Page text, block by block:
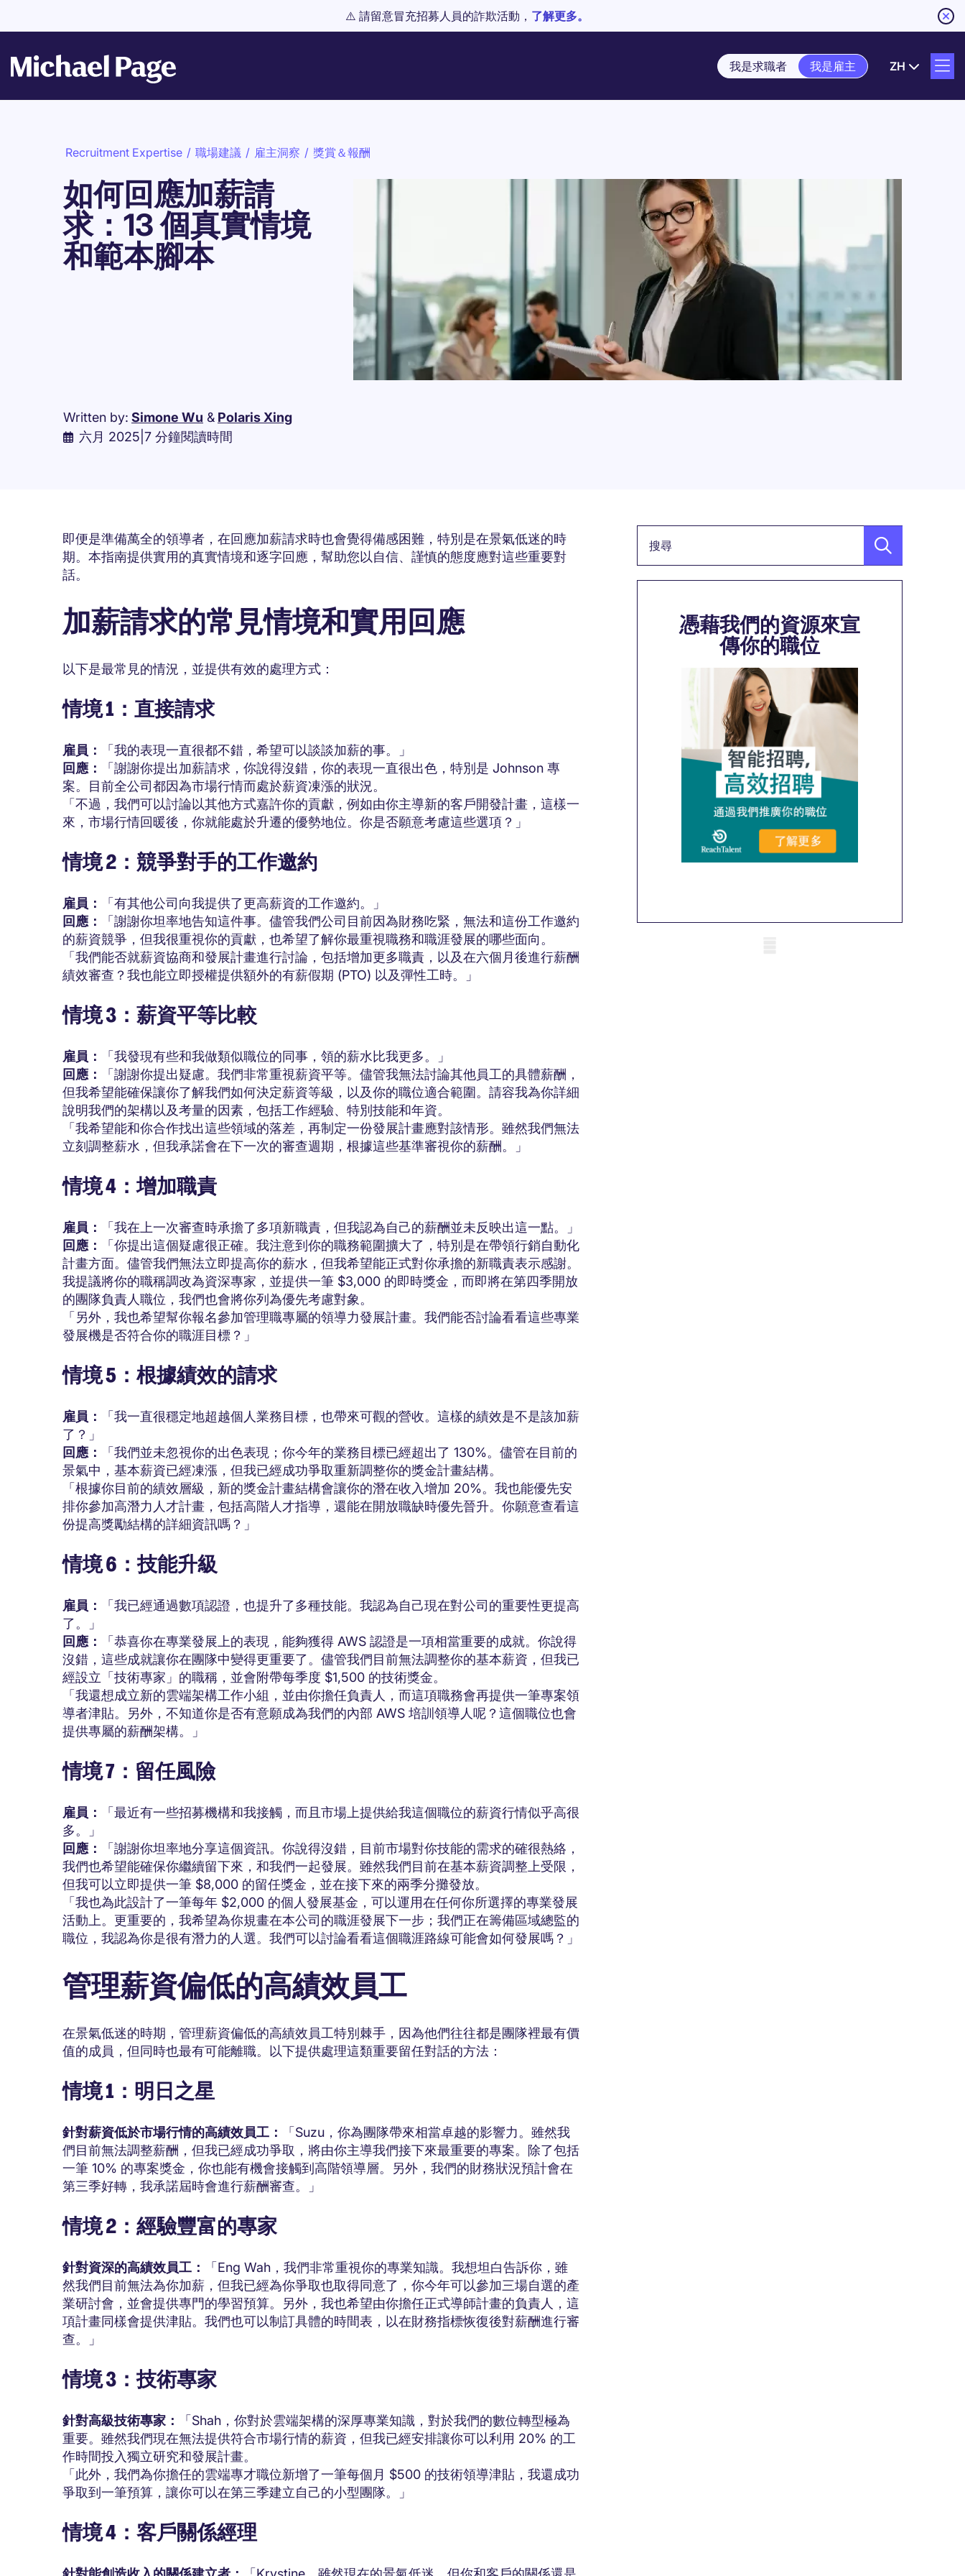
⚠️ 請留意冒充招募人員的詐欺活動， 了解更多。
我是求職者 我是雇主 ZH
Recruitment Expertise / 職場建議 / 雇主洞察 / 獎賞＆報酬
如何回應加薪請
求：13 個真實情境
和範本腳本
Written by: Simone Wu & Polaris Xing
六月 2025 7 分鐘閱讀時間
即便是準備萬全的領導者，在回應加薪請求時也會覺得備感困難，特別是在景氣低迷的時
期。本指南提供實用的真實情境和逐字回應，幫助您以自信、謹慎的態度應對這些重要對
話。
加薪請求的常見情境和實用回應
以下是最常見的情況，並提供有效的處理方式：
情境 1：直接請求
雇員：
「我的表現一直很都不錯，希望可以談談加薪的事。」
回應：
「謝謝你提出加薪請求，你說得沒錯，你的表現一直很出色，特別是 Johnson 專
案。目前全公司都因為市場行情而處於薪資凍漲的狀況。
「不過，我們可以討論以其他方式嘉許你的貢獻，例如由你主導新的客戶開發計畫，這樣一
來，市場行情回暖後，你就能處於升遷的優勢地位。你是否願意考慮這些選項？」
情境 2：競爭對手的工作邀約
雇員：
「有其他公司向我提供了更高薪資的工作邀約。」
回應：
「謝謝你坦率地告知這件事。儘管我們公司目前因為財務吃緊，無法和這份工作邀約
的薪資競爭，但我很重視你的貢獻，也希望了解你最重視職務和職涯發展的哪些面向。
「我們能否就薪資協商和發展計畫進行討論，包括增加更多職責，以及在六個月後進行薪酬
績效審查？我也能立即授權提供額外的有薪假期 (PTO) 以及彈性工時。」
情境 3：薪資平等比較
雇員：
「我發現有些和我做類似職位的同事，領的薪水比我更多。」
回應：
「謝謝你提出疑慮。我們非常重視薪資平等。儘管我無法討論其他員工的具體薪酬，
但我希望能確保讓你了解我們如何決定薪資等級，以及你的職位適合範圍。請容我為你詳細
說明我們的架構以及考量的因素，包括工作經驗、特別技能和年資。
「我希望能和你合作找出這些領域的落差，再制定一份發展計畫應對該情形。雖然我們無法
立刻調整薪水，但我承諾會在下一次的審查週期，根據這些基準審視你的薪酬。」
情境 4：增加職責
雇員：
「我在上一次審查時承擔了多項新職責，但我認為自己的薪酬並未反映出這一點。」
回應：
「你提出這個疑慮很正確。我注意到你的職務範圍擴大了，特別是在帶領行銷自動化
計畫方面。儘管我們無法立即提高你的薪水，但我希望能正式對你承擔的新職責表示感謝。
我提議將你的職稱調改為資深專家，並提供一筆 $3,000 的即時獎金，而即將在第四季開放
的團隊負責人職位，我們也會將你列為優先考慮對象。
「另外，我也希望幫你報名參加管理職專屬的領導力發展計畫。我們能否討論看看這些專業
發展機是否符合你的職涯目標？」
情境 5：根據績效的請求
雇員：
「我一直很穩定地超越個人業務目標，也帶來可觀的營收。這樣的績效是不是該加薪
了？」
回應：
「我們並未忽視你的出色表現；你今年的業務目標已經超出了 130%。儘管在目前的
景氣中，基本薪資已經凍漲，但我已經成功爭取重新調整你的獎金計畫結構。
「根據你目前的績效層級，新的獎金計畫結構會讓你的潛在收入增加 20%。我也能優先安
排你參加高潛力人才計畫，包括高階人才指導，還能在開放職缺時優先晉升。你願意查看這
份提高獎勵結構的詳細資訊嗎？」
情境 6：技能升級
雇員：
「我已經通過數項認證，也提升了多種技能。我認為自己現在對公司的重要性更提高
了。」
回應：
「恭喜你在專業發展上的表現，能夠獲得 AWS 認證是一項相當重要的成就。你說得
沒錯，這些成就讓你在團隊中變得更重要了。儘管我們目前無法調整你的基本薪資，但我已
經設立「技術專家」的職稱，並會附帶每季度 $1,500 的技術獎金。
「我還想成立新的雲端架構工作小組，並由你擔任負責人，而這項職務會再提供一筆專案領
導者津貼。另外，不知道你是否有意願成為我們的內部 AWS 培訓領導人呢？這個職位也會
提供專屬的薪酬架構。」
情境 7：留任風險
雇員：
「最近有一些招募機構和我接觸，而且市場上提供給我這個職位的薪資行情似乎高很
多。」
回應：
「謝謝你坦率地分享這個資訊。你說得沒錯，目前市場對你技能的需求的確很熱絡，
我們也希望能確保你繼續留下來，和我們一起發展。雖然我們目前在基本薪資調整上受限，
但我可以立即提供一筆 $8,000 的留任獎金，並在接下來的兩季分攤發放。
「我也為此設計了一筆每年 $2,000 的個人發展基金，可以運用在任何你所選擇的專業發展
活動上。更重要的，我希望為你規畫在本公司的職涯發展下一步；我們正在籌備區域總監的
職位，我認為你是很有潛力的人選。我們可以討論看看這個職涯路線可能會如何發展嗎？」
管理薪資偏低的高績效員工
在景氣低迷的時期，管理薪資偏低的高績效員工特別棘手，因為他們往往都是團隊裡最有價
值的成員，但同時也最有可能離職。以下提供處理這類重要留任對話的方法：
情境 1：明日之星
針對薪資低於市場行情的高績效員工：
「Suzu，你為團隊帶來相當卓越的影響力。雖然我
們目前無法調整薪酬，但我已經成功爭取，將由你主導我們接下來最重要的專案。除了包括
一筆 10% 的專案獎金，你也能有機會接觸到高階領導層。另外，我們的財務狀況預計會在
第三季好轉，我承諾屆時會進行薪酬審查。」
情境 2：經驗豐富的專家
針對資深的高績效員工：
「Eng Wah，我們非常重視你的專業知識。我想坦白告訴你，雖
然我們目前無法為你加薪，但我已經為你爭取也取得同意了，你今年可以參加三場自選的產
業研討會，並會提供專門的學習預算。另外，我也希望由你擔任正式導師計畫的負責人，這
項計畫同樣會提供津貼。我們也可以制訂具體的時間表，以在財務指標恢復後對薪酬進行審
查。」
情境 3：技術專家
針對高級技術專家：
「Shah，你對於雲端架構的深厚專業知識，對於我們的數位轉型極為
重要。雖然我們現在無法提供符合市場行情的薪資，但我已經安排讓你可以利用 20% 的工
作時間投入獨立研究和發展計畫。
「此外，我們為你擔任的雲端專才職位新增了一筆每個月 $500 的技術領導津貼，我還成功
爭取到一筆預算，讓你可以在第三季建立自己的小型團隊。」
情境 4：客戶關係經理
憑藉我們的資源來宣
傳你的職位